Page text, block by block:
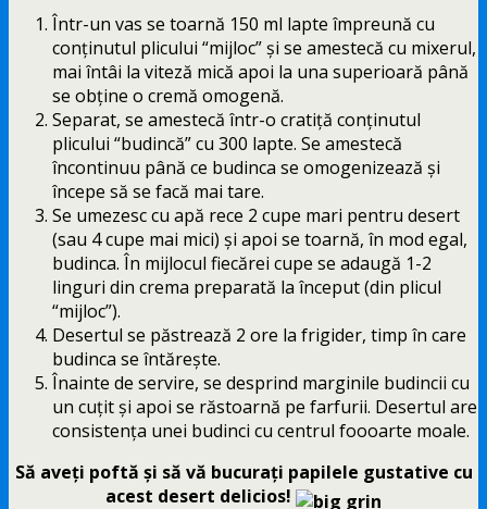
Într-un vas se toarnă 150 ml lapte împreună cu
conținutul plicului “mijloc” și se amestecă cu mixerul,
mai întâi la viteză mică apoi la una superioară până
se obține o cremă omogenă.
Separat, se amestecă într-o cratiță conținutul
plicului “budincă” cu 300 lapte. Se amestecă
încontinuu până ce budinca se omogenizează și
începe să se facă mai tare.
Se umezesc cu apă rece 2 cupe mari pentru desert
(sau 4 cupe mai mici) și apoi se toarnă, în mod egal,
budinca. În mijlocul fiecărei cupe se adaugă 1-2
linguri din crema preparată la început (din plicul
“mijloc”).
Desertul se păstrează 2 ore la frigider, timp în care
budinca se întărește.
Înainte de servire, se desprind marginile budincii cu
un cuțit și apoi se răstoarnă pe farfurii. Desertul are
consistența unei budinci cu centrul foooarte moale.
Să aveți poftă și să vă bucurați papilele gustative cu
acest desert delicios!